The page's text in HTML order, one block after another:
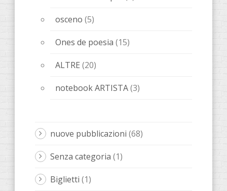
osceno (5)
Ones de poesia (15)
ALTRE (20)
notebook ARTISTA(3)
nuove pubblicazioni (68)
Senza categoria (1)
Biglietti (1)